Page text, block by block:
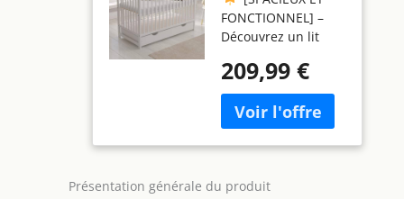
Matelas en
Mousse, Tiroir,
Barrière de
Sécurité et
Protections en
Silicone – Lit
Transformable
pour Fille ou
Modèle Jacob
FONCTIONNEL] –
Découvrez un lit
design intelligent et
praticité. Le tiroir
intégré offre un
espace de
rangement
pour le linge de lit,
209,99 €
Présentation générale du produit